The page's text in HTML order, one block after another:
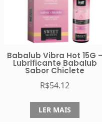
Babalub Vibra Hot 15G –
Lubrificante Babalub
Sabor Chiclete
R$54.12
LER MAIS